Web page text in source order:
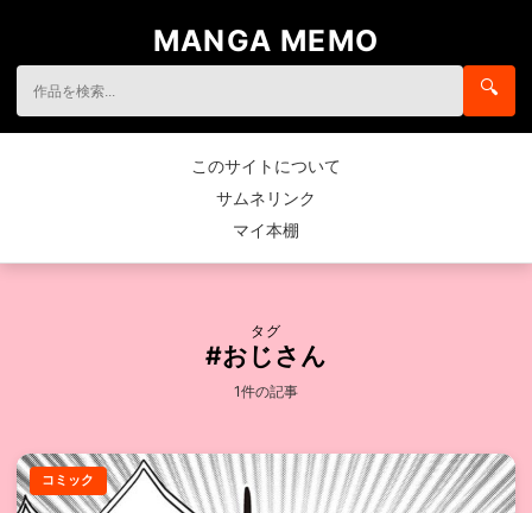
MANGA MEMO
🔍
このサイトについて
サムネリンク
マイ本棚
タグ
#おじさん
1件の記事
コミック